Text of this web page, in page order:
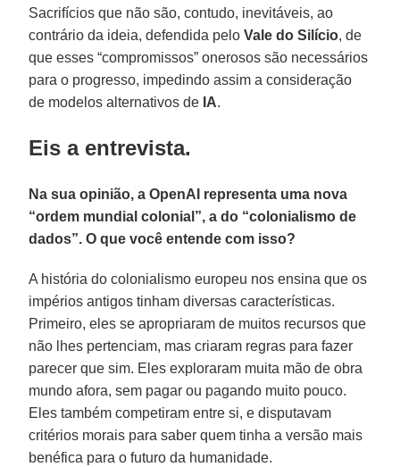
Sacrifícios que não são, contudo, inevitáveis, ao
contrário da ideia, defendida peloVale do Silício, de
que esses “compromissos” onerosos são necessários
para o progresso, impedindo assim a consideração
de modelos alternativos de IA.
Eis a entrevista.
Na sua opinião, a OpenAI representa uma nova
“ordem mundial colonial”, a do “colonialismo de
dados”. O que você entende com isso?
A história do colonialismo europeu nos ensina que os
impérios antigos tinham diversas características.
Primeiro, eles se apropriaram de muitos recursos que
não lhes pertenciam, mas criaram regras para fazer
parecer que sim. Eles exploraram muita mão de obra
mundo afora, sem pagar ou pagando muito pouco.
Eles também competiram entre si, e disputavam
critérios morais para saber quem tinha a versão mais
benéfica para o futuro da humanidade.